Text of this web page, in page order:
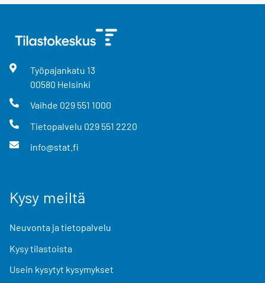
Työpajankatu 13
00580 Helsinki
Vaihde 029 551 1000
Tietopalvelu 029 551 2220
info@stat.fi
Kysy meiltä
Neuvonta ja tietopalvelu
Kysy tilastoista
Usein kysytyt kysymykset